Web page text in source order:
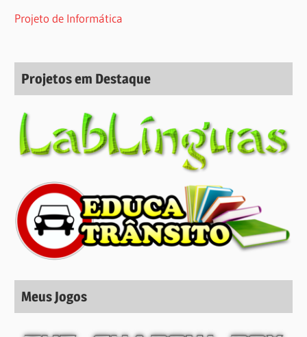
Projeto de Informática
Projetos em Destaque
Meus Jogos